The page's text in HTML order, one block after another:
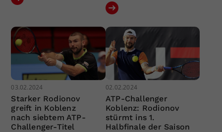
03.02.2024
Starker Rodionov
greift in Koblenz
nach siebtem ATP-
Challenger-Titel
02.02.2024
ATP-Challenger
Koblenz: Rodionov
stürmt ins 1.
Halbfinale der Saison